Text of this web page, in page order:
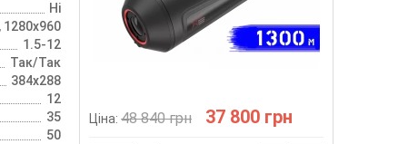
Ні
1280х960
1.5-12
Так/Так
384х288
12
35
50
Ціна: 48 840 грн 37 800 грн